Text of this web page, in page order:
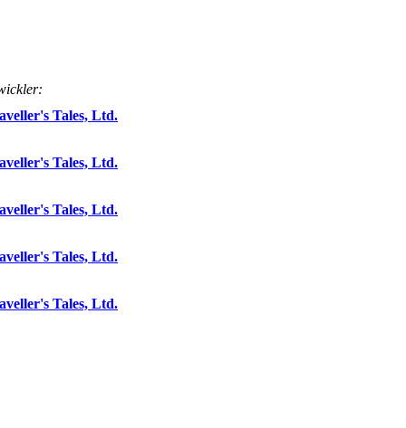
Tales, Ltd.
Tales, Ltd.
Tales, Ltd.
Tales, Ltd.
Tales, Ltd.